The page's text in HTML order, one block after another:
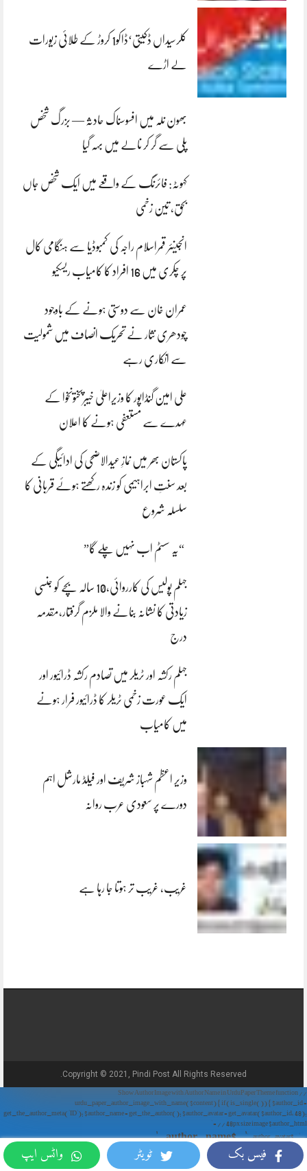
فیس بک ٹویٹر واٹس ایپ
کلرسیداں ڈکیتی‘ڈاکو1 کروڑ کے طلائی زیورات
لے اڑے
بھون نلہ میں افسوسناک حادثہ — بزرگ شخص
پلی سے گر کر نالے میں بہہ گیا
کہوٹہ: فائرنگ کے واقعے میں ایک شخص جاں
بحق، تین زخمی
انجینئر قمراسلام راجہ کی کمبوڈیا سے ہنگامی کال
پر چکری میں 16 افراد کا کامیاب ریسکیو
عمران خان سے دوستی ہونے کے باوجود
چودھری نثار نے تحریک انصاف میں شمولیت
سے انکاری رہے
علی امین گنڈاپور کا وزیراعلیٰ خیبرپختونخوا کے
عہدے سے مستعفی ہونے کا اعلان
پاکستان بھر میں نمازِ عیدالاضحی کی ادائیگی کے
بعد سنتِ ابراہیمی کو زندہ رکھتے ہوئے قربانی کا
سلسلہ شروع
“یہ سسٹم اب نہیں چلے گا”
جہلم پولیس کی کارروائی،10 سالہ بچے کو جنسی
زیادتی کا نشانہ بنانے والا ملزم گرفتار،مقدمہ
درج
جہلم رکشہ اور ٹریلر میں تصادم رکشہ ڈرائیور اور
ایک عورت زخمی ٹریلر کا ڈرائیور فرار ہونے
میں کامیاب
وزیر اعظم شہباز شریف اور فیلڈ مارشل اہم
دورے پر سعودی عرب روانہ
غریب، غریب تر ہوتا جا رہا ہے
Copyright © 2021, Pindi Post All Rights Reserved.
// Show Author Image with Author Name in UrduPaper Theme function
urdu_paper_author_image_with_name($content) { if (is_single()) { $author_id =
get_the_author_meta('ID'); $author_name = get_the_author(); $author_avatar = get_avatar($author_id, 48);
// 48px size image $author_html = '
' . $author_avatar . '
' . $author_name . '
'; return $author_html . $content; } return $content; } add_filter('the_content',
'urdu_paper_author_image_with_name');